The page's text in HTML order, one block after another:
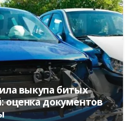
выкупа битых
оценка документов